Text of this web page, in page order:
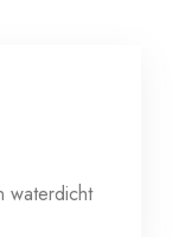
waterdicht